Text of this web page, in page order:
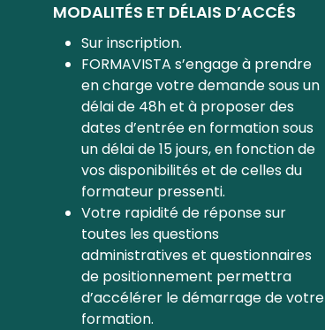
MODALITÉS ET DÉLAIS D’ACCÉS
Sur inscription.
FORMAVISTA s’engage à prendre
en charge votre demande sous un
délai de 48h et à proposer des
dates d’entrée en formation sous
un délai de 15 jours, en fonction de
vos disponibilités et de celles du
formateur pressenti.
Votre rapidité de réponse sur
toutes les questions
administratives et questionnaires
de positionnement permettra
d’accélérer le démarrage de votre
formation.